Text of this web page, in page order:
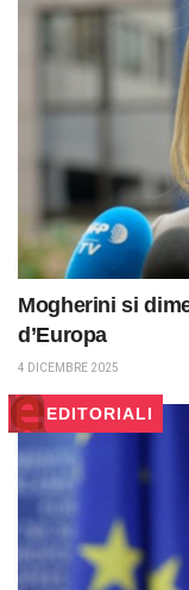
Mogherini si
d’Europa
4 DICEMBRE 2025
EDITORIALI